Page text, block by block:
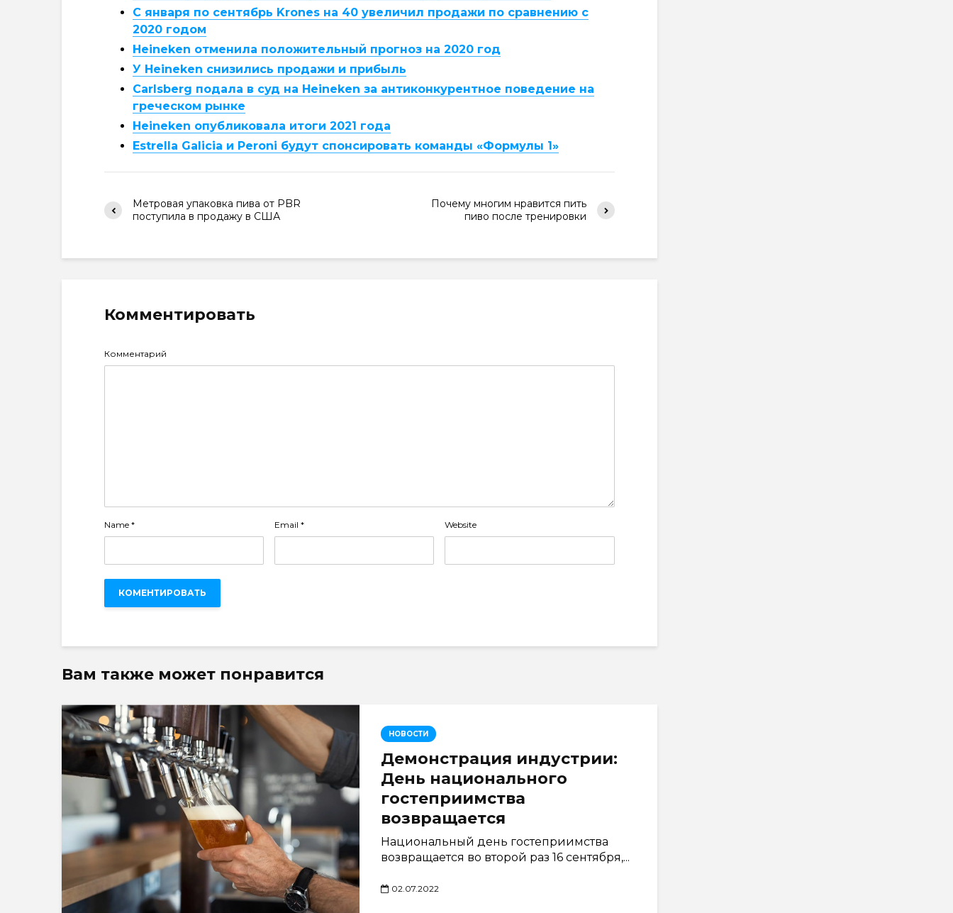
С января по сентябрь Krones на 40 увеличил продажи по сравнению с
2020 годом
Heineken отменила положительный прогноз на 2020 год
У Heineken снизились продажи и прибыль
Carlsberg подала в суд на Heineken за антиконкурентное поведение на
греческом рынке
Heineken опубликовала итоги 2021 года
Estrella Galicia и Peroni будут спонсировать команды «Формулы 1»
Метровая упаковка пива от PBR
поступила в продажу в США
Почему многим нравится пить
пиво после тренировки
Комментировать
Комментарий
Name * Email * Website
Вам также может понравится
НОВОСТИ
Демонстрация индустрии:
День национального
гостеприимства
возвращается
Национальный день гостеприимства
возвращается во второй раз 16 сентября,...
02.07.2022